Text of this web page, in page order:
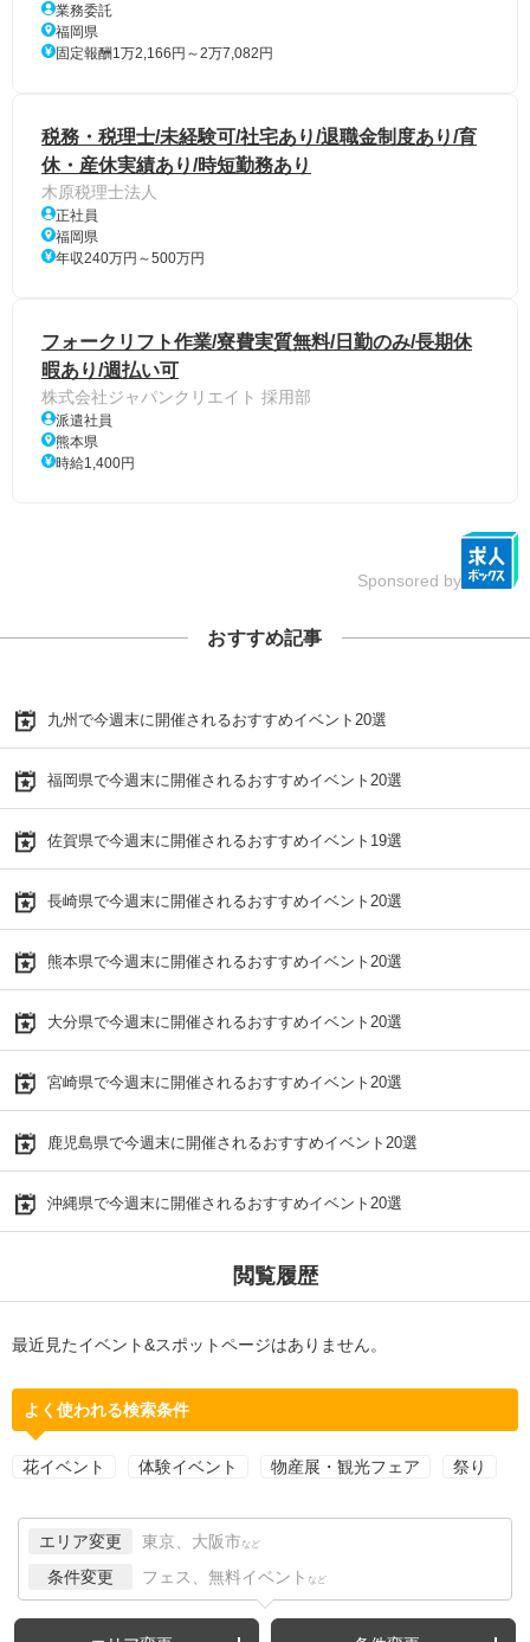
業務委託
福岡県
固定報酬1万2,166円～2万7,082円
税務・税理士/未経験可/社宅あり/退職金制度あり/育
休・産休実績あり/時短勤務あり
木原税理士法人
正社員
福岡県
年収240万円～500万円
フォークリフト作業/寮費実質無料/日勤のみ/長期休
暇あり/週払い可
株式会社ジャパンクリエイト 採用部
派遣社員
熊本県
時給1,400円
Sponsored by
おすすめ記事
九州で今週末に開催されるおすすめイベント20選
福岡県で今週末に開催されるおすすめイベント20選
佐賀県で今週末に開催されるおすすめイベント19選
長崎県で今週末に開催されるおすすめイベント20選
熊本県で今週末に開催されるおすすめイベント20選
大分県で今週末に開催されるおすすめイベント20選
宮崎県で今週末に開催されるおすすめイベント20選
鹿児島県で今週末に開催されるおすすめイベント20選
沖縄県で今週末に開催されるおすすめイベント20選
閲覧履歴
最近見たイベント&スポットページはありません。
よく使われる検索条件
花イベント 体験イベント 物産展・観光フェア 祭り
エリア変更 東京、大阪市 など
条件変更 フェス、無料イベント など